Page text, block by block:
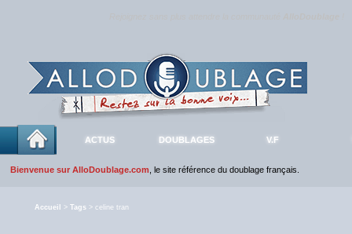
ACTUS DOUBLAGES V.F
Bienvenue sur AlloDoublage.com , le site référence du doublage français.
Accueil > Tags > celine tran